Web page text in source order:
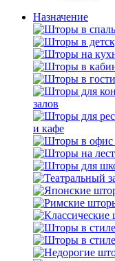
Назначение
залов
и кафе